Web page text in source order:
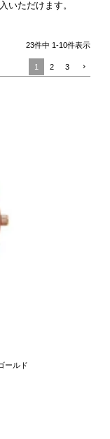
いただけます。
23件中 1-10件表示
1 2 3
ールド